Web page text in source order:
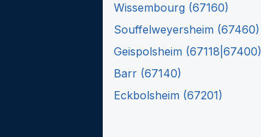
Wissembourg (67160)
Souffelweyersheim (67460)
Geispolsheim (67118|67400)
Barr (67140)
Eckbolsheim (67201)